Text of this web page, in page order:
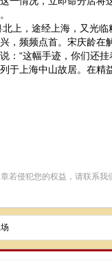
，途经上海，又光临
，频频点首。宋庆龄
：“这幅手迹，你们还挂
上海中山故居。在精
若侵犯您的权益，请联系